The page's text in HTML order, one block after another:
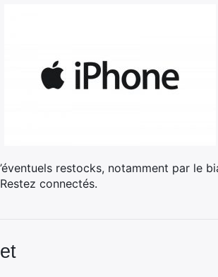
restocks, notamment par le
connectés.